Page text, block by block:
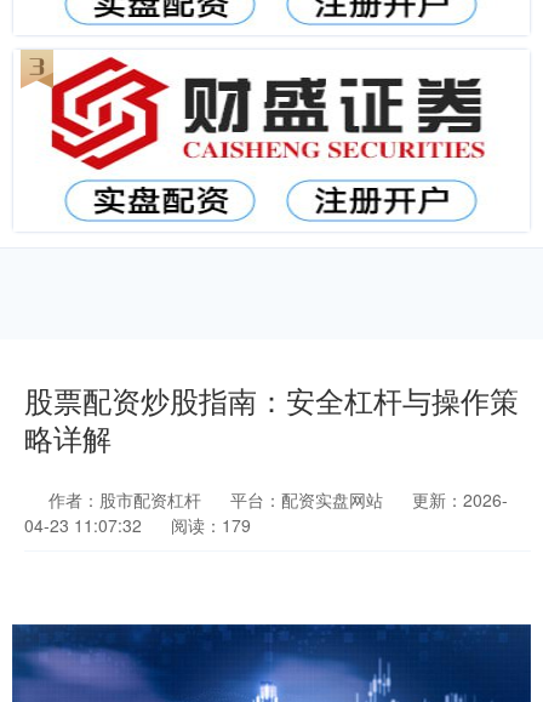
股票配资炒股指南：安全杠杆与操作策
略详解
作者：股市配资杠杆 平台：配资实盘网站
更新：2026-
04-23 11:07:32
阅读：179